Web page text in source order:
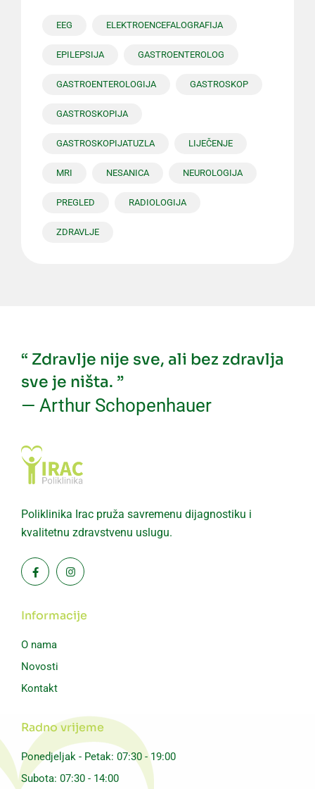
EEG ELEKTROENCEFALOGRAFIJA
EPILEPSIJA GASTROENTEROLOG
GASTROENTEROLOGIJA GASTROSKOP
GASTROSKOPIJA
GASTROSKOPIJATUZLA LIJEČENJE
MRI NESANICA NEUROLOGIJA
PREGLED RADIOLOGIJA
ZDRAVLJE
“ Zdravlje nije sve, ali bez zdravlja
sve je ništa. ”
— Arthur Schopenhauer
Poliklinika Irac pruža savremenu dijagnostiku i
kvalitetnu zdravstvenu uslugu.
Informacije
O nama
Novosti
Kontakt
Radno vrijeme
Ponedjeljak - Petak: 07:30 - 19:00
Subota: 07:30 - 14:00